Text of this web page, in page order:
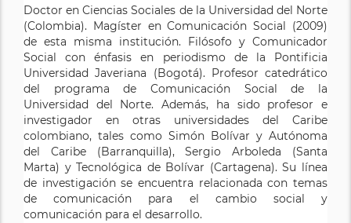
Doctor en Ciencias Sociales de la Universidad del Norte
(Colombia). Magíster en Comunicación Social (2009)
de esta misma institución. Filósofo y Comunicador
Social con énfasis en periodismo de la Pontificia
Universidad Javeriana (Bogotá). Profesor catedrático
del programa de Comunicación Social de la
Universidad del Norte. Además, ha sido profesor e
investigador en otras universidades del Caribe
colombiano, tales como Simón Bolívar y Autónoma
del Caribe (Barranquilla), Sergio Arboleda (Santa
Marta) y Tecnológica de Bolívar (Cartagena). Su línea
de investigación se encuentra relacionada con temas
de comunicación para el cambio social y
comunicación para el desarrollo.